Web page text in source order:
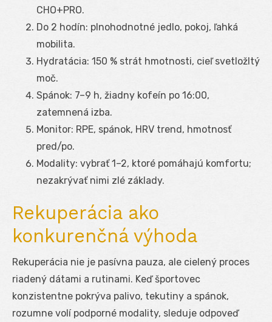
CHO+PRO.
Do 2 hodín: plnohodnotné jedlo, pokoj, ľahká
mobilita.
Hydratácia: 150 % strát hmotnosti, cieľ svetložltý
moč.
Spánok: 7–9 h, žiadny kofeín po 16:00,
zatemnená izba.
Monitor: RPE, spánok, HRV trend, hmotnosť
pred/po.
Modality: vybrať 1–2, ktoré pomáhajú komfortu;
nezakrývať nimi zlé základy.
Rekuperácia ako
konkurenčná výhoda
Rekuperácia nie je pasívna pauza, ale cielený proces
riadený dátami a rutinami. Keď športovec
konzistentne pokrýva palivo, tekutiny a spánok,
rozumne volí podporné modality, sleduje odpoveď